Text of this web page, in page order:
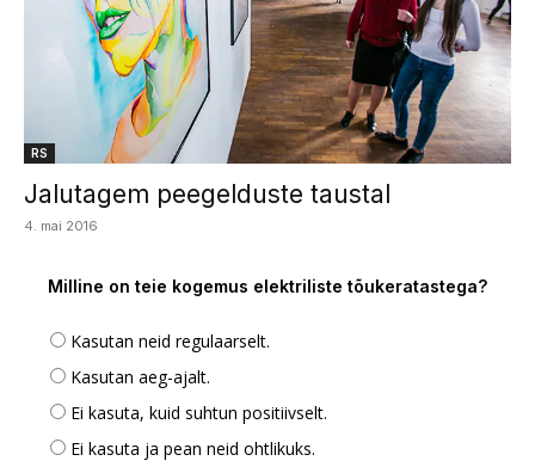
RS
Jalutagem peegelduste taustal
4. mai 2016
Milline on teie kogemus elektriliste tõukeratastega?
Kasutan neid regulaarselt.
Kasutan aeg-ajalt.
Ei kasuta, kuid suhtun positiivselt.
Ei kasuta ja pean neid ohtlikuks.